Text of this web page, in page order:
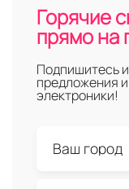
Горячие
прямо на
Подпишитесь
предложения
электроники!